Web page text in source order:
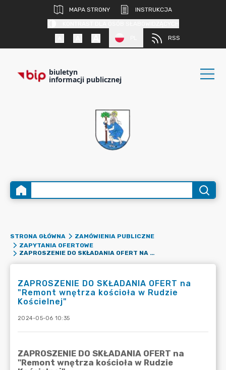
MAPA STRONY
INSTRUKCJA
RSS
biuletyn
informacji publicznej
STRONA GŁÓWNA
ZAMÓWIENIA PUBLICZNE
ZAPYTANIA OFERTOWE
ZAPROSZENIE DO SKŁADANIA OFERT NA "REMONT WNĘTRZA KOŚCIOŁA W RUDZIE KOŚCIELNEJ"
ZAPROSZENIE DO SKŁADANIA OFERT na
"Remont wnętrza kościoła w Rudzie
Kościelnej"
2024-05-06 10:35